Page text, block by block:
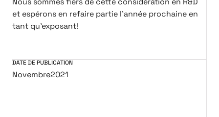
et espérons en refaire partie l’année prochaine en
tant qu’exposant!
DATE DE PUBLICATION
Novembre2021